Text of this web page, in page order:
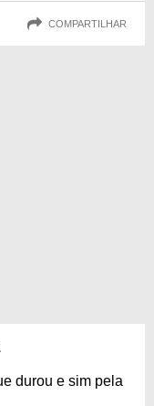
COMPARTILHAR
durou e sim pela